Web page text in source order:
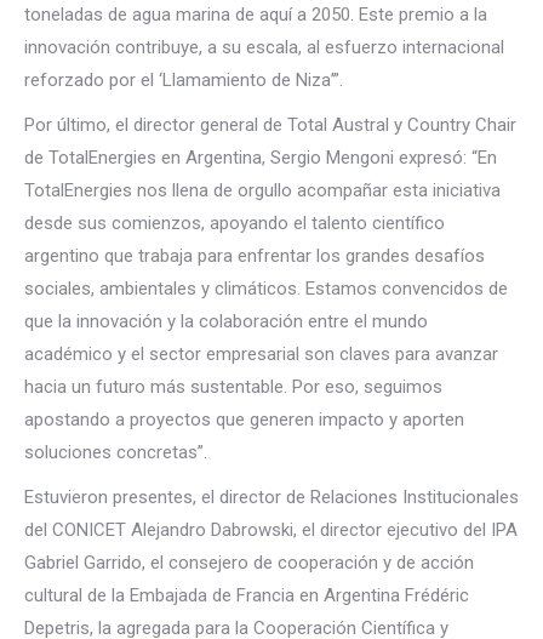
toneladas de agua marina de aquí a 2050. Este premio a la
innovación contribuye, a su escala, al esfuerzo internacional
reforzado por el ‘Llamamiento de Niza’”.
Por último, el director general de Total Austral y Country Chair
de TotalEnergies en Argentina, Sergio Mengoni expresó: “En
TotalEnergies nos llena de orgullo acompañar esta iniciativa
desde sus comienzos, apoyando el talento científico
argentino que trabaja para enfrentar los grandes desafíos
sociales, ambientales y climáticos. Estamos convencidos de
que la innovación y la colaboración entre el mundo
académico y el sector empresarial son claves para avanzar
hacia un futuro más sustentable. Por eso, seguimos
apostando a proyectos que generen impacto y aporten
soluciones concretas”.
Estuvieron presentes, el director de Relaciones Institucionales
del CONICET Alejandro Dabrowski, el director ejecutivo del IPA
Gabriel Garrido, el consejero de cooperación y de acción
cultural de la Embajada de Francia en Argentina Frédéric
Depetris, la agregada para la Cooperación Científica y